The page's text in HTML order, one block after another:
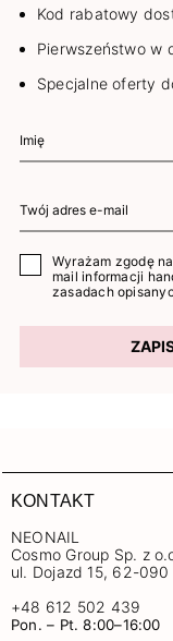
Kod rabatowy
Pierwszeństwo w
Specjalne oferty
Wyrażam zgodę
mail informacji
zasadach
KONTAKT
NEONAIL
Cosmo Group Sp. z
ul. Dojazd 15, 62-090
+48 612 502 439
Pon. – Pt. 8:00–16:00